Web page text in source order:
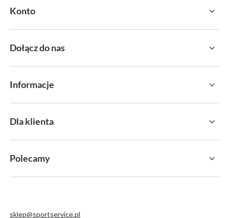
Konto
Dołącz do nas
Informacje
Dla klienta
Polecamy
sklep@sportservice.pl